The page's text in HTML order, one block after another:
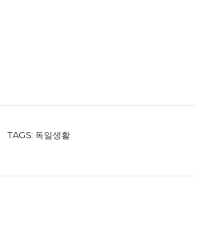
TAGS: 독일생활